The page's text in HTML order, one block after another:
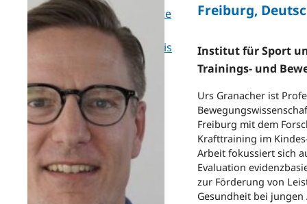
Ehrengäste
Posterpreis
Young
Investigator
Award
Bis zu
Freiburg,
Institut für Sport
Trainings- und
Urs Granacher ist
Freiburg mit dem
Krafttraining im
Arbeit fokussiert sich
Evaluation
zur Förderung von
Gesundheit bei